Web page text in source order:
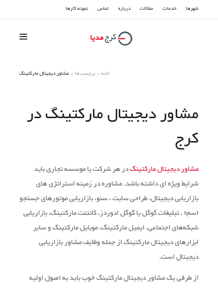
شهرها خدمات مقالات درباره تماس نمونه کارها
سوشیال مدیا
تبلیغات گوگل
خانه برچسب ها مشاور دیجیتال مارکتینگ
مشاور دیجیتال مارکتینگ در
کرج
مشاور دیجیتال مارکتینگدر هر شرکت یا موسسه تجاری باید
شرایط ویژه ای داشته باشد. مشاوره در زمینه استراتژی های
بازاریابی دیجیتال، طراحی سایت ، سئو، بازاریابی موتورهای جستجو
(سم) ، تبلیغات گوگل یا گوگل ادوردز، کانتنت مارکتینگ، بازاریابی
شبکه‌های اجتماعی، ایمیل مارکتینگ، موبایل مارکتینگ و سایر
ابزارهای دیجیتال مارکتینگ از جمله وظایف مشاور بازاریابی
دیجیتال است.
از طرفی یک مشاور دیجیتال مارکتینگ خوب باید به اصول اولیه